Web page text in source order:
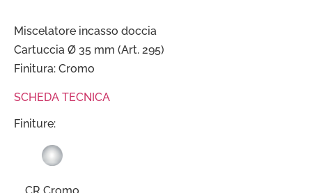
Miscelatore incasso doccia
Cartuccia Ø 35 mm (Art. 295)
Finitura: Cromo
SCHEDA TECNICA
Finiture: